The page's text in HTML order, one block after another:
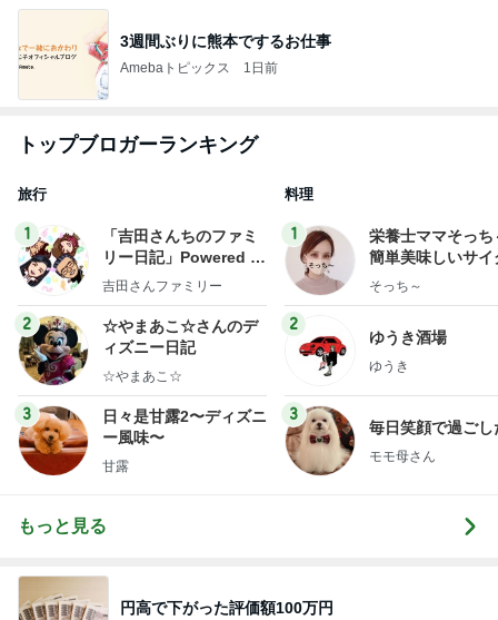
3週間ぶりに熊本でするお仕事
Amebaトピックス 1日前
トップブロガーランキング
旅行
1
「吉田さんちのファミ
リー日記」Powered b
y Ameba 吉田さんファ
ログ
吉田さんファミリー
2
☆やまあこ☆さんのデ
ィズニー日記
☆やまあこ☆
3
日々是甘露2〜ディズニ
ー風味〜
甘露
料理
1
栄養士ママそっち
簡単美味しいサイ
献立
そっち～
2
ゆうき酒場
ゆうき
3
毎日笑顔で過ごし
モモ母さん
もっと見る
円高で下がった評価額100万円